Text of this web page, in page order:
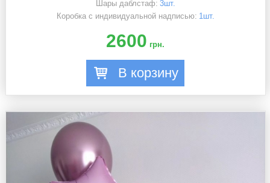
Шары даблстаф: 3шт.
Коробка с индивидуальной надписью: 1шт.
2600 грн.
В корзину